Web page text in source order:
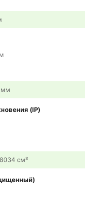
мм
(IP)
см³